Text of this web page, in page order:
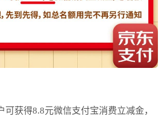
获得8.8元微信支付宝消费立减金，